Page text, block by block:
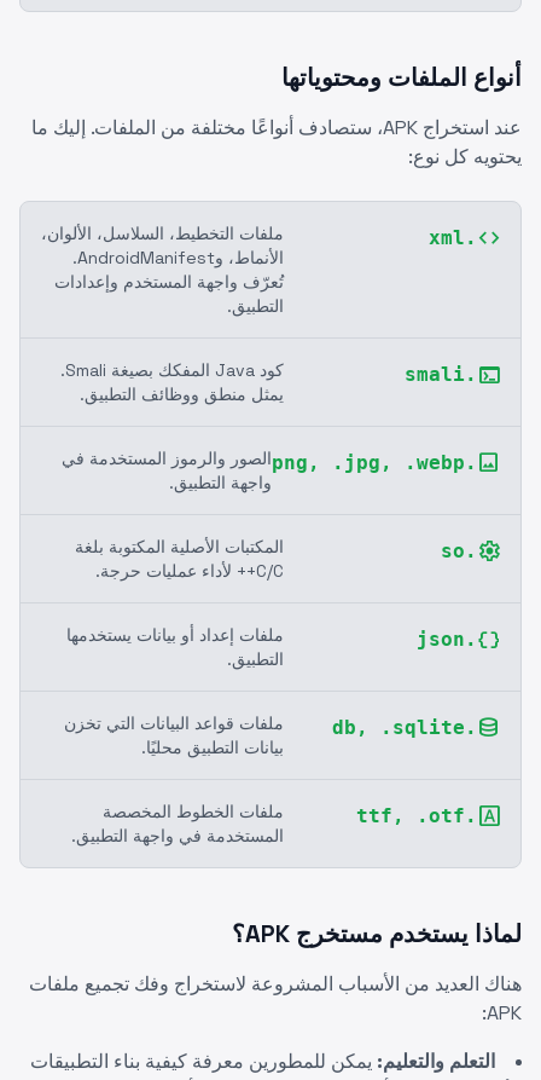
أنواع الملفات ومحتوياتها
عند استخراج APK، ستصادف أنواعًا مختلفة من الملفات. إليك ما
يحتويه كل نوع:
code
.xml
ملفات التخطيط، السلاسل، الألوان،
الأنماط، وAndroidManifest.
تُعرّف واجهة المستخدم وإعدادات
التطبيق.
terminal
.smali
كود Java المفكك بصيغة Smali.
يمثل منطق ووظائف التطبيق.
image
.png, .jpg, .webp
الصور والرموز المستخدمة في
واجهة التطبيق.
settings
.so
المكتبات الأصلية المكتوبة بلغة
C/C++ لأداء عمليات حرجة.
data_object
.json
ملفات إعداد أو بيانات يستخدمها
التطبيق.
database
.db, .sqlite
ملفات قواعد البيانات التي تخزن
بيانات التطبيق محليًا.
font_download
.ttf, .otf
ملفات الخطوط المخصصة
المستخدمة في واجهة التطبيق.
لماذا يستخدم مستخرج APK؟
هناك العديد من الأسباب المشروعة لاستخراج وفك تجميع ملفات
APK:
التعلم والتعليم: يمكن للمطورين معرفة كيفية بناء التطبيقات